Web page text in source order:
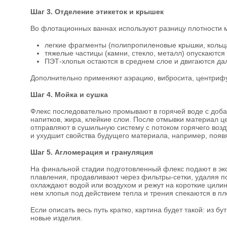
Шаг 3. Отделение этикеток и крышек
Во флотационных ваннах используют разницу плотности
легкие фрагменты (полипропиленовые крышки,
тяжелые частицы (камни, стекло, металл)
ПЭТ-хлопья остаются в среднем слое и двигаются
Дополнительно применяют аэрацию, вибросита,
Шаг 4. Мойка и сушка
Флекс последовательно промывают в горячей воде с
напитков, жира, клейкие слои. После отмывки материал
отправляют в сушильную систему с потоком горячего
и ухудшит свойства будущего материала, например,
Шаг 5. Агломерация и грануляция
На финальной стадии подготовленный флекс подают в
плавления, продавливают через фильтры-сетки, удаляя
охлаждают водой или воздухом и режут на короткие
нем хлопья под действием тепла и трения спекаются в
Если описать весь путь кратко, картина будет такой:
новые изделия.